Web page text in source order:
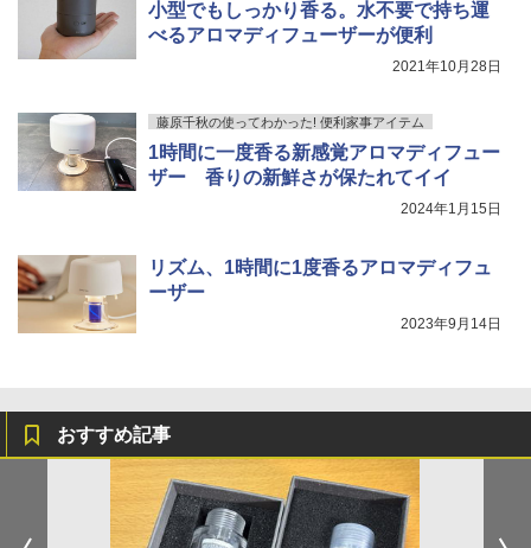
小型でもしっかり香る。水不要で持ち運
べるアロマディフューザーが便利
2021年10月28日
藤原千秋の使ってわかった! 便利家事アイテム
1時間に一度香る新感覚アロマディフュー
ザー 香りの新鮮さが保たれてイイ
2024年1月15日
リズム、1時間に1度香るアロマディフュ
ーザー
2023年9月14日
おすすめ記事